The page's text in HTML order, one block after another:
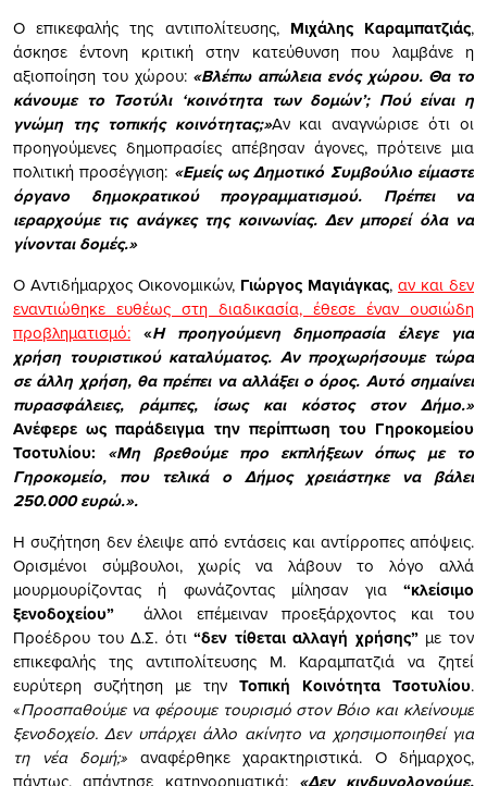
Ο επικεφαλής της αντιπολίτευσης, Μιχάλης Καραμπατζιάς,
άσκησε έντονη κριτική στην κατεύθυνση που λαμβάνε η
αξιοποίηση του χώρου: «Βλέπω απώλεια ενός χώρου. Θα το
κάνουμε το Τσοτύλι ‘κοινότητα των δομών’; Πού είναι η
γνώμη της τοπικής κοινότητας;»Αν και αναγνώρισε ότι οι
προηγούμενες δημοπρασίες απέβησαν άγονες, πρότεινε μια
πολιτική προσέγγιση: «Εμείς ως Δημοτικό Συμβούλιο είμαστε
όργανο δημοκρατικού προγραμματισμού. Πρέπει να
ιεραρχούμε τις ανάγκες της κοινωνίας. Δεν μπορεί όλα να
γίνονται δομές.»
Ο Αντιδήμαρχος Οικονομικών, Γιώργος Μαγιάγκας, αν και δεν
εναντιώθηκε ευθέως στη διαδικασία, έθεσε έναν ουσιώδη
προβληματισμό: «Η προηγούμενη δημοπρασία έλεγε για
χρήση τουριστικού καταλύματος. Αν προχωρήσουμε τώρα
σε άλλη χρήση, θα πρέπει να αλλάξει ο όρος. Αυτό σημαίνει
πυρασφάλειες, ράμπες, ίσως και κόστος στον Δήμο.»
Ανέφερε ως παράδειγμα την περίπτωση του Γηροκομείου
Τσοτυλίου: «Μη βρεθούμε προ εκπλήξεων όπως με το
Γηροκομείο, που τελικά ο Δήμος χρειάστηκε να βάλει
250.000 ευρώ.».
Η συζήτηση δεν έλειψε από εντάσεις και αντίρροπες απόψεις.
Ορισμένοι σύμβουλοι, χωρίς να λάβουν το λόγο αλλά
μουρμουρίζοντας ή φωνάζοντας μίλησαν για “κλείσιμο
ξενοδοχείου”
άλλοι επέμειναν προεξάρχοντος και του
Προέδρου του Δ.Σ. ότι“δεν τίθεται αλλαγή χρήσης”με τον
επικεφαλής της αντιπολίτευσης Μ. Καραμπατζιά να ζητεί
ευρύτερη συζήτηση με την Τοπική Κοινότητα Τσοτυλίου.
«Προσπαθούμε να φέρουμε τουρισμό στον Βόιο και κλείνουμε
ξενοδοχείο. Δεν υπάρχει άλλο ακίνητο να χρησιμοποιηθεί για
τη νέα δομή;» αναφέρθηκε χαρακτηριστικά. Ο δήμαρχος,
πάντως, απάντησε κατηγορηματικά: